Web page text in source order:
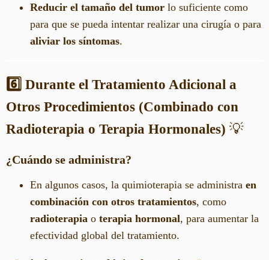
Reducir el tamaño del tumor lo suficiente como
para que se pueda intentar realizar una cirugía o para
aliviar los síntomas.
6️⃣ Durante el Tratamiento Adicional a
Otros Procedimientos (Combinado con
Radioterapia o Terapia Hormonales) 💡
¿Cuándo se administra?
En algunos casos, la quimioterapia se administra en
combinación con otros tratamientos, como
radioterapia o terapia hormonal, para aumentar la
efectividad global del tratamiento.